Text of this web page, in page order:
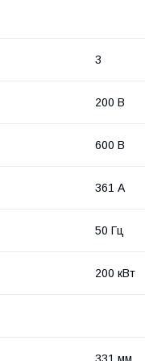
3
200 В
600 В
361 А
50 Гц
200 кВт